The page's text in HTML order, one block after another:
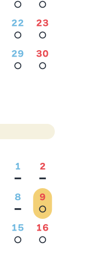
○
○
22
○
23
○
29
○
30
○
1
－
2
－
8
－
9
○
15
○
16
○